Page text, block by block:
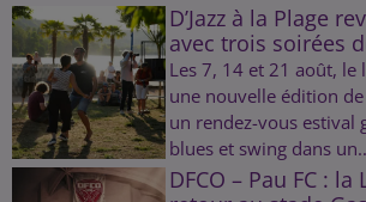
D’Jazz à la Plage
avec trois soirées
Les 7, 14 et 21 août, le
une nouvelle édition de
un rendez-vous estival
blues et swing dans
DFCO – Pau FC : la